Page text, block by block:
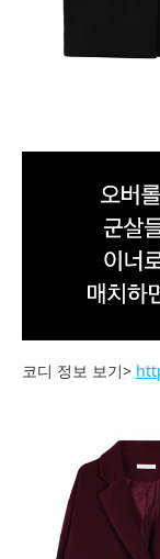
코디 정보 보기>